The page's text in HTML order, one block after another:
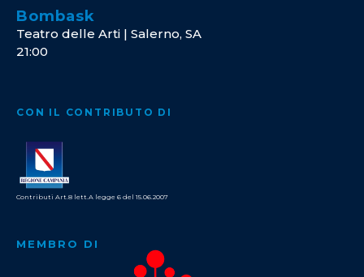
Bombask
Teatro delle Arti | Salerno, SA
21:00
CON IL CONTRIBUTO DI
Contributi Art.8 lett.A legge 6 del 15.06.2007
MEMBRO DI